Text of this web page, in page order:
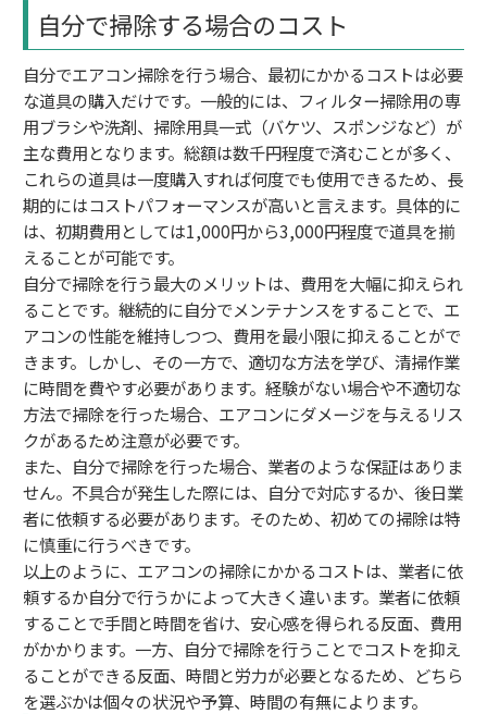
自分で掃除する場合のコスト
自分でエアコン掃除を行う場合、最初にかかるコストは必要
な道具の購入だけです。一般的には、フィルター掃除用の専
用ブラシや洗剤、掃除用具一式（バケツ、スポンジなど）が
主な費用となります。総額は数千円程度で済むことが多く、
これらの道具は一度購入すれば何度でも使用できるため、長
期的にはコストパフォーマンスが高いと言えます。具体的に
は、初期費用としては1,000円から3,000円程度で道具を揃
えることが可能です。
自分で掃除を行う最大のメリットは、費用を大幅に抑えられ
ることです。継続的に自分でメンテナンスをすることで、エ
アコンの性能を維持しつつ、費用を最小限に抑えることがで
きます。しかし、その一方で、適切な方法を学び、清掃作業
に時間を費やす必要があります。経験がない場合や不適切な
方法で掃除を行った場合、エアコンにダメージを与えるリス
クがあるため注意が必要です。
また、自分で掃除を行った場合、業者のような保証はありま
せん。不具合が発生した際には、自分で対応するか、後日業
者に依頼する必要があります。そのため、初めての掃除は特
に慎重に行うべきです。
以上のように、エアコンの掃除にかかるコストは、業者に依
頼するか自分で行うかによって大きく違います。業者に依頼
することで手間と時間を省け、安心感を得られる反面、費用
がかかります。一方、自分で掃除を行うことでコストを抑え
ることができる反面、時間と労力が必要となるため、どちら
を選ぶかは個々の状況や予算、時間の有無によります。